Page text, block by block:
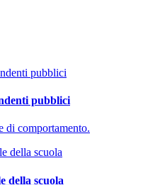
pubblici
di comportamento.
della scuola